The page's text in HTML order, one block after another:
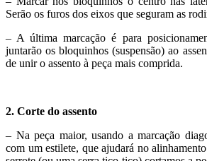
Serão os furos dos eixos que seguram as
– A última marcação é para
juntarão os bloquinhos (suspensão) ao
de unir o assento à peça mais comprida.
2. Corte do assento
– Na peça maior, usando a marcação
com um estilete, que ajudará no